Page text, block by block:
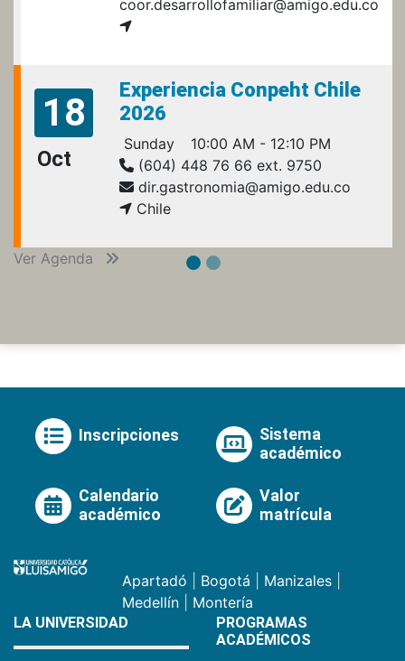
coor.desarrollofamiliar@amigo.edu.co
18
Oct
Experiencia Conpeht Chile
2026
Sunday
10:00 AM - 12:10 PM
(604) 448 76 66 ext. 9750
dir.gastronomia@amigo.edu.co
Chile
Ver Agenda
Inscripciones
Sistema
académico
Calendario
académico
Valor
matrícula
Apartadó Bogotá Manizales
Medellín
Montería
LA UNIVERSIDAD
PROGRAMAS
ACADÉMICOS